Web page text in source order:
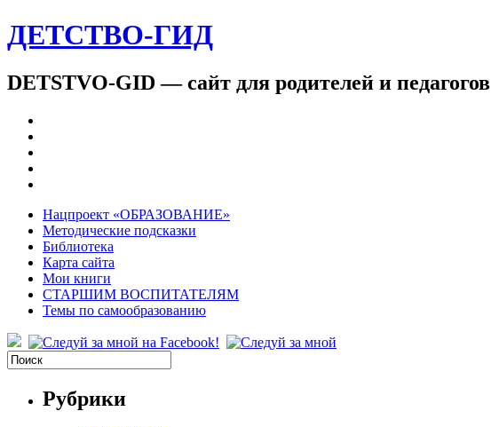
ДЕТСТВО-ГИД
DETSTVO-GID — сайт для родителей и педагогов
Нацпроект «ОБРАЗОВАНИЕ»
Методические подсказки
Библиотека
Карта сайта
Мои книги
СТАРШИМ ВОСПИТАТЕЛЯМ
Темы по самообразованию
Рубрики